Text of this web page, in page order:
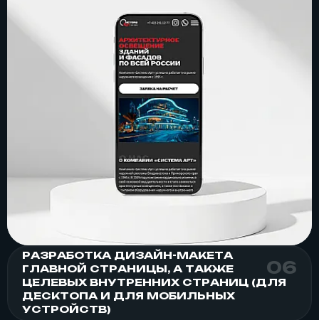
РАЗРАБОТКА ДИЗАЙН-МАКЕТА
ГЛАВНОЙ СТРАНИЦЫ, А ТАКЖЕ
ЦЕЛЕВЫХ ВНУТРЕННИХ СТРАНИЦ (ДЛЯ
ДЕСКТОПА И ДЛЯ МОБИЛЬНЫХ
УСТРОЙСТВ)